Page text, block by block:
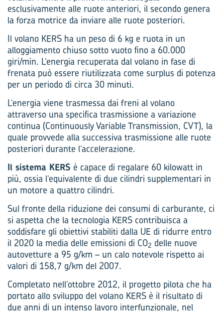
esclusivamente alle ruote anteriori, il secondo genera
la forza motrice da inviare alle ruote posteriori.
Il volano KERS ha un peso di 6 kg e ruota in un
alloggiamento chiuso sotto vuoto fino a 60.000
giri/min. L’energia recuperata dal volano in fase di
frenata può essere riutilizzata come surplus di potenza
per un periodo di circa 30 minuti.
L’energia viene trasmessa dai freni al volano
attraverso una specifica trasmissione a variazione
continua (Continuously Variable Transmission, CVT), la
quale provvede alla successiva trasmissione alle ruote
posteriori durante l’accelerazione.
Il sistema KERS è capace di regalare 60 kilowatt in
più, ossia l’equivalente di due cilindri supplementari in
un motore a quattro cilindri.
Sul fronte della riduzione dei consumi di carburante, ci
si aspetta che la tecnologia KERS contribuisca a
soddisfare gli obiettivi stabiliti dalla UE di ridurre entro
il 2020 la media delle emissioni di CO2 delle nuove
autovetture a 95 g/km – un calo notevole rispetto ai
valori di 158,7 g/km del 2007.
Completato nell’ottobre 2012, il progetto pilota che ha
portato allo sviluppo del volano KERS è il risultato di
due anni di un intenso lavoro interfunzionale, nel